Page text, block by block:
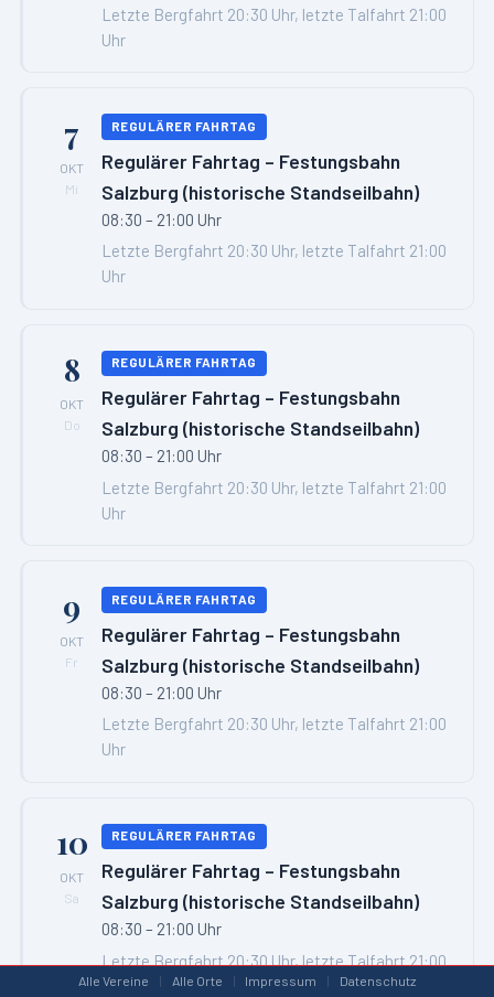
Letzte Bergfahrt 20:30 Uhr, letzte Talfahrt 21:00
Uhr
7
OKT
Mi
REGULÄRER FAHRTAG
Regulärer Fahrtag – Festungsbahn
Salzburg (historische Standseilbahn)
08:30 – 21:00 Uhr
Letzte Bergfahrt 20:30 Uhr, letzte Talfahrt 21:00
Uhr
8
OKT
Do
REGULÄRER FAHRTAG
Regulärer Fahrtag – Festungsbahn
Salzburg (historische Standseilbahn)
08:30 – 21:00 Uhr
Letzte Bergfahrt 20:30 Uhr, letzte Talfahrt 21:00
Uhr
9
OKT
Fr
REGULÄRER FAHRTAG
Regulärer Fahrtag – Festungsbahn
Salzburg (historische Standseilbahn)
08:30 – 21:00 Uhr
Letzte Bergfahrt 20:30 Uhr, letzte Talfahrt 21:00
Uhr
10
OKT
Sa
REGULÄRER FAHRTAG
Regulärer Fahrtag – Festungsbahn
Salzburg (historische Standseilbahn)
08:30 – 21:00 Uhr
Letzte Bergfahrt 20:30 Uhr, letzte Talfahrt 21:00
Uhr
Alle Vereine | Alle Orte | Impressum | Datenschutz